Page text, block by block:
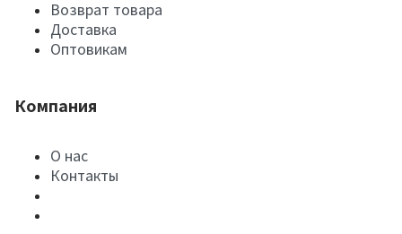
Возврат товара
Доставка
Оптовикам
Компания
О нас
Контакты